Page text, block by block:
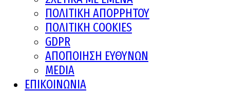
ΠΟΛΙΤΙΚΗ ΑΠΟΡΡΗΤΟΥ
ΠΟΛΙΤΙΚΗ COOKIES
GDPR
ΑΠΟΠΟΙΗΣΗ ΕΥΘΥΝΩΝ
MEDIA
ΕΠΙΚΟΙΝΩΝΙΑ